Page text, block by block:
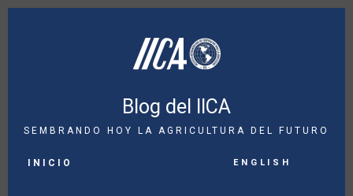
Pasar
Blog del IICA
SEMBRANDO HOY LA AGRICULTURA DEL FUTURO
NAVIGATION
INICIO English